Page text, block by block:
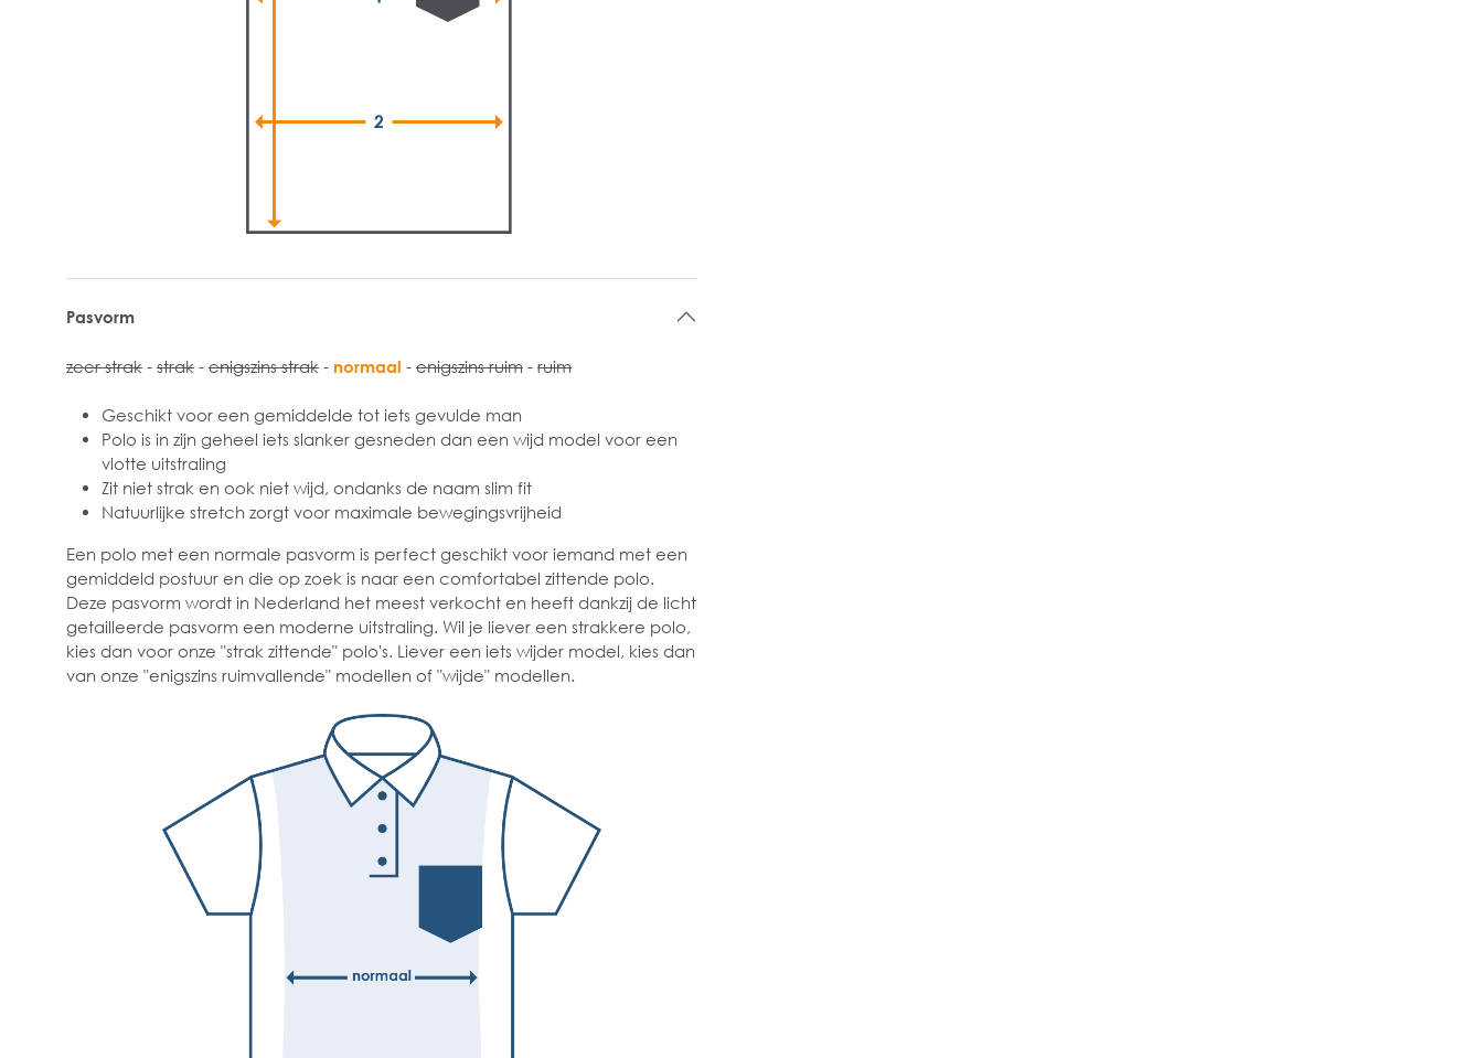
Pasvorm
zeer strak - strak - enigszins strak - normaal - enigszins ruim - ruim
Geschikt voor een gemiddelde tot iets gevulde man
Polo is in zijn geheel iets slanker gesneden dan een wijd model voor een
vlotte uitstraling
Zit niet strak en ook niet wijd, ondanks de naam slim fit
Natuurlijke stretch zorgt voor maximale bewegingsvrijheid
Een polo met een normale pasvorm is perfect geschikt voor iemand met een
gemiddeld postuur en die op zoek is naar een comfortabel zittende polo.
Deze pasvorm wordt in Nederland het meest verkocht en heeft dankzij de licht
getailleerde pasvorm een moderne uitstraling. Wil je liever een strakkere polo,
kies dan voor onze "strak zittende" polo's. Liever een iets wijder model, kies dan
van onze "enigszins ruimvallende" modellen of "wijde" modellen.